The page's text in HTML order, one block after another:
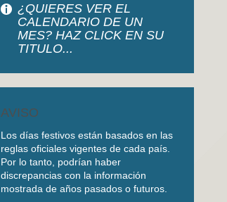
¿QUIERES VER EL
CALENDARIO DE UN
MES? HAZ CLICK EN SU
TITULO...
AVISO
Los días festivos están basados en las
reglas oficiales vigentes de cada país.
Por lo tanto, podrían haber
discrepancias con la información
mostrada de años pasados o futuros.